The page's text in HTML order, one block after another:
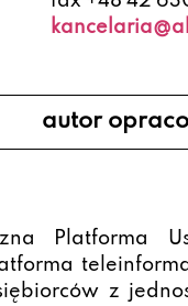
autor
Platforma
z